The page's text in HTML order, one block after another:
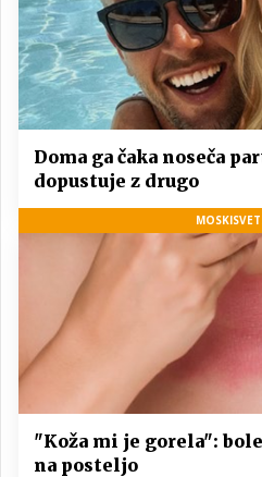
Doma ga čaka noseča
dopustuje z drugo
"Koža mi je gorela":
na posteljo